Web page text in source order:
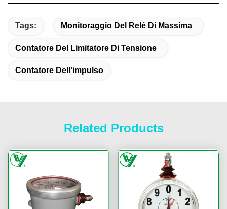
Tags: Monitoraggio Del Relé Di Massima
Contatore Del Limitatore Di Tensione
Contatore Dell'impulso
Related Products